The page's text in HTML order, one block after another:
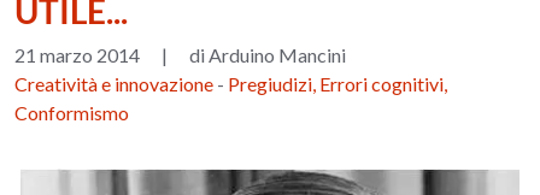
UTILE...
21 marzo 2014 |
di Arduino Mancini
Creatività e innovazione - Pregiudizi, Errori cognitivi,
Conformismo